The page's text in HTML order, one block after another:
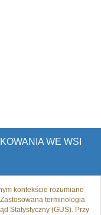
WE WSI
kontekście rozumiane
terminologia
Statystyczny (GUS). Przy